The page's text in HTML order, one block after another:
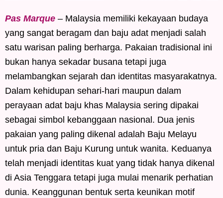
Pas Marque – Malaysia memiliki kekayaan budaya
yang sangat beragam dan baju adat menjadi salah
satu warisan paling berharga. Pakaian tradisional ini
bukan hanya sekadar busana tetapi juga
melambangkan sejarah dan identitas masyarakatnya.
Dalam kehidupan sehari-hari maupun dalam
perayaan adat baju khas Malaysia sering dipakai
sebagai simbol kebanggaan nasional. Dua jenis
pakaian yang paling dikenal adalah Baju Melayu
untuk pria dan Baju Kurung untuk wanita. Keduanya
telah menjadi identitas kuat yang tidak hanya dikenal
di Asia Tenggara tetapi juga mulai menarik perhatian
dunia. Keanggunan bentuk serta keunikan motif